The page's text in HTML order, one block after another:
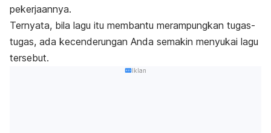
pekerjaannya.
Ternyata, bila lagu itu membantu merampungkan tugas-
tugas, ada kecenderungan Anda semakin menyukai lagu
tersebut.
Iklan